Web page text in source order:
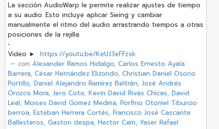
La sección AudioWarp le permite realizar ajustes de tiempo
a su audio. Esto incluye aplicar Swing y cambiar
manualmente el ritmo del audio arrastrando tiempos a otras
posiciones de la rejilla.
•
Video ►
https://youtu.be/KeUJ3eFFzsk
‏ — con Alexander Ramos Hidalgo, Carlos Ernesto Ayala
Barrera, César Hernández Elizondo, Christian Daniel Osorio
Portillo, Daniel Alejandro Ramírez Beltrán, José Andrés
Orozco Mora, Jero Coto, Kevin David Rivas Chicas, David
Leal, Moises David Gomez Medina, Porfirio Otoniel Tiburcio
berroa, Esteban Herrera Cortés, Francisco José Cascante
Ballesteros, Gaston despa, Hector Cam, Yaser Rafael